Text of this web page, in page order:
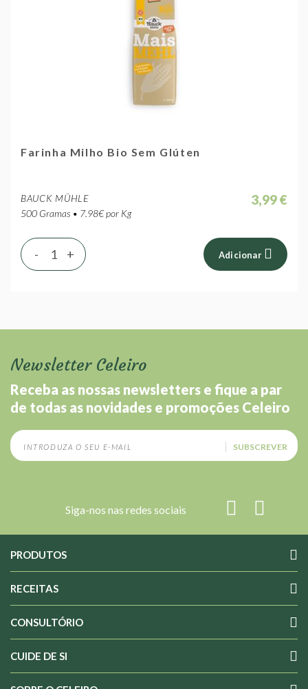
Farinha Milho Bio Sem Glúten
BAUCK MÜHLE
500 Gramas • 7.98€ por Kg
3,99 €
+
- Adicionar
Newsletter Celeiro
Receba as nossas newsletters e fique a par
de todas as novidades e promoções Celeiro
SUBSCREVER
Siga-nos nas redes sociais
PRODUTOS
RECEITAS
CONSULTÓRIO
CUIDE DE SI